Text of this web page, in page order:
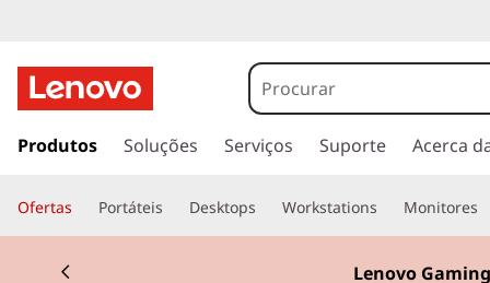
h
n
k
a
a
r
Produtos Soluções Serviços Suporte Acerca
Ofertas Portáteis Desktops Workstations Monitores
Lenovo
Currently displaying item 2 of 3